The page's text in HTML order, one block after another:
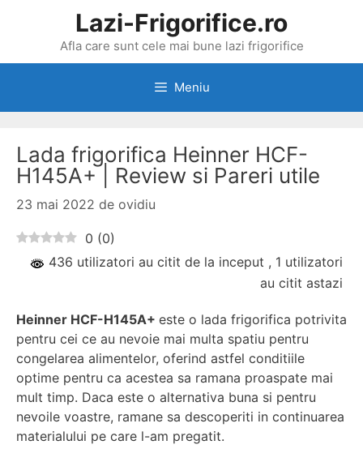
Lazi-Frigorifice.ro
Afla care sunt cele mai bune lazi frigorifice
Meniu
Lada frigorifica Heinner HCF-
H145A+ | Review si Pareri utile
23 mai 2022 de ovidiu
0 (0)
436 utilizatori au citit de la inceput , 1 utilizatori
au citit astazi
Heinner HCF-H145A+ este o lada frigorifica potrivita
pentru cei ce au nevoie mai multa spatiu pentru
congelarea alimentelor, oferind astfel conditiile
optime pentru ca acestea sa ramana proaspate mai
mult timp. Daca este o alternativa buna si pentru
nevoile voastre, ramane sa descoperiti in continuarea
materialului pe care l-am pregatit.